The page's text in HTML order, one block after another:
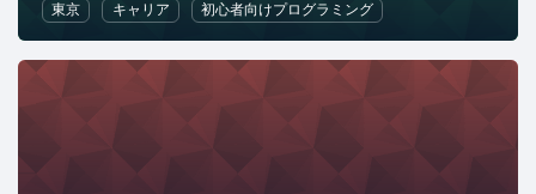
東京
キャリア 初心者向けプログラミング